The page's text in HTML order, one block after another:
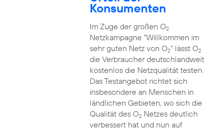
Konsumenten
Im Zuge der großen O2
Netzkampagne “Willkommen im
sehr guten Netz von O2” lässt O2
die Verbraucher deutschlandweit
kostenlos die Netzqualität testen.
Das Testangebot richtet sich
insbesondere an Menschen in
ländlichen Gebieten, wo sich die
Qualität des O2Netzes deutlich
verbessert hat und nun auf